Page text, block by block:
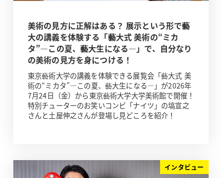
美術の見方に正解はある？ 展示という形で藝
大の講義を体験する「藝大式 美術の“ミカ
タ”―この夏、藝大生になる―」で、自分なり
の美術の見方を身につける！
東京藝術大学の講義を体験できる展覧会「藝大式 美
術の“ミカタ”―この夏、藝大生になる―」が2026年
7月24日（金）から東京藝術大学大学美術館で開催！
特別チューターのお笑いコンビ「ナイツ」の塙宣之
さんと土屋伸之さんが登場し見どころを紹介！
インタビュー